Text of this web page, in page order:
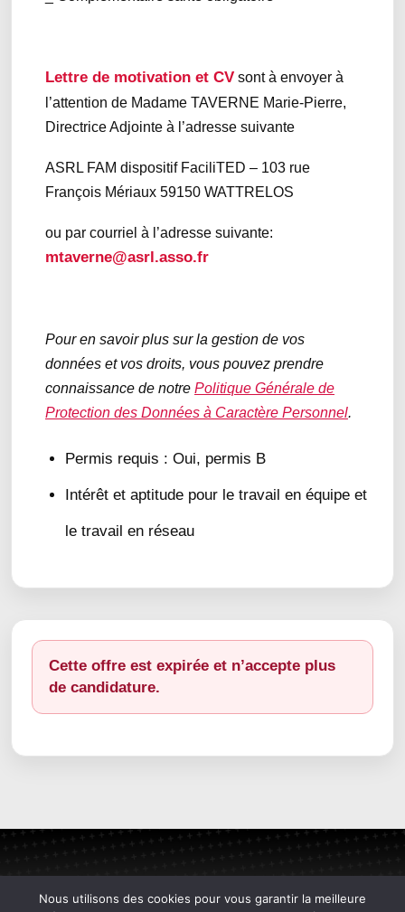
Lettre de motivation et CV sont à envoyer à
l’attention de Madame TAVERNE Marie-Pierre,
Directrice Adjointe à l’adresse suivante
ASRL FAM dispositif FaciliTED – 103 rue
François Mériaux 59150 WATTRELOS
ou par courriel à l’adresse suivante:
mtaverne@asrl.asso.fr
Pour en savoir plus sur la gestion de vos
données et vos droits, vous pouvez prendre
connaissance de notre Politique Générale de
Protection des Données à Caractère Personnel.
Permis requis : Oui, permis B
Intérêt et aptitude pour le travail en équipe et
le travail en réseau
Cette offre est expirée et n’accepte plus
de candidature.
Nous utilisons des cookies pour vous garantir la meilleure